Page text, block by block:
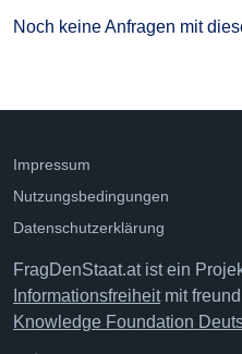
Noch keine Anfragen mit
Impressum
Nutzungsbedingungen
Datenschutzerklärung
FragDenStaat.at ist ein
Informationsfreiheitmit
Knowledge Foundation